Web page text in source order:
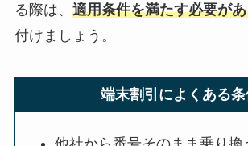
る際は、 適用条件を満たす必要が
付けましょう。
端末割引によくある